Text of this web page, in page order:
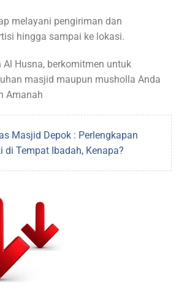
melayani pengiriman dan
hingga sampai ke lokasi.
Al Husna, berkomitmen untuk
masjid maupun musholla Anda
Amanah
Masjid Depok : Perlengkapan
di Tempat Ibadah, Kenapa?